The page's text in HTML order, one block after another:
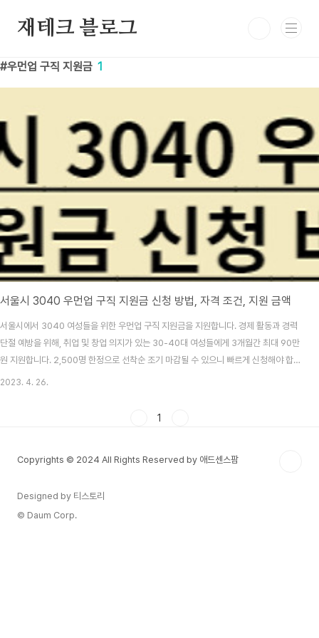
재테크 블로그
우먼업 구직 지원금 1
서울시 3040 우먼업 구직 지원금 신청 방법, 자격 조건, 지원 금액
서울시에서 3040 여성들을 위한 우먼업 구직 지원금을 지원합니다. 경제 활동과 경력
단절 예방을 위해, 취업 및 창업 의지가 있는 30-40대 여성들에게 3개월간 최대 90만
원 지원합니다. 2,500명 한정으로 선착순 조기 마감될 수 있으니 빠르게 신청해야 합니
다. 자신의 자격을 몰라도 신청부터 해야 혜택 받을 순위에 들어갈 수 있으니 아래 링크
비스 연계 희망기관..
2023. 4. 26.
1
Copyrights © 2024 All Rights Reserved by 애드센스팜
Designed by 티스토리
© Daum Corp.